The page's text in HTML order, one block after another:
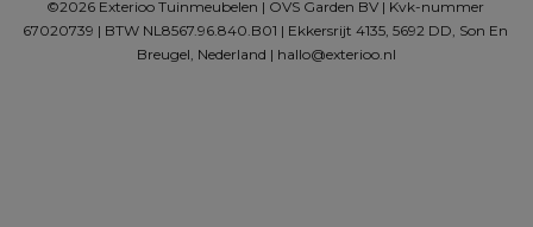
©2026 Exterioo Tuinmeubelen | OVS Garden BV | Kvk-nummer
67020739 | BTW NL8567.96.840.B01 | Ekkersrijt 4135, 5692 DD, Son En
Breugel, Nederland | hallo@exterioo.nl